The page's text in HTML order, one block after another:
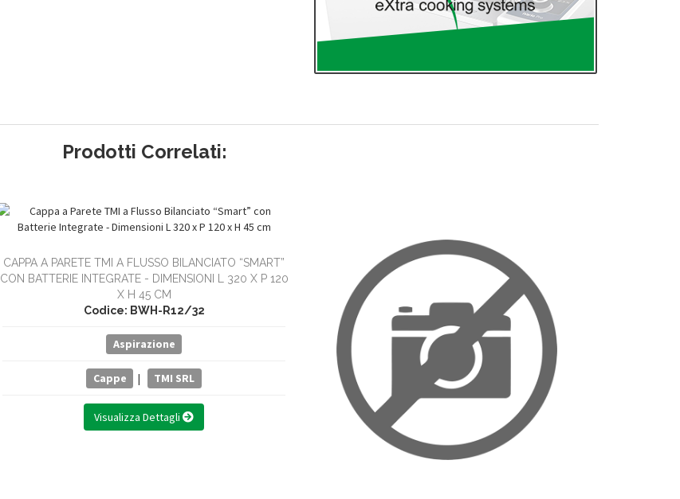
Prodotti Correlati:
CAPPA A PARETE TMI A FLUSSO BILANCIATO “SMART”
CON BATTERIE INTEGRATE - DIMENSIONI L 320 X P 120
X H 45 CM
Codice: BWH-R12/32
Aspirazione
Cappe | TMI SRL
Visualizza Dettagli